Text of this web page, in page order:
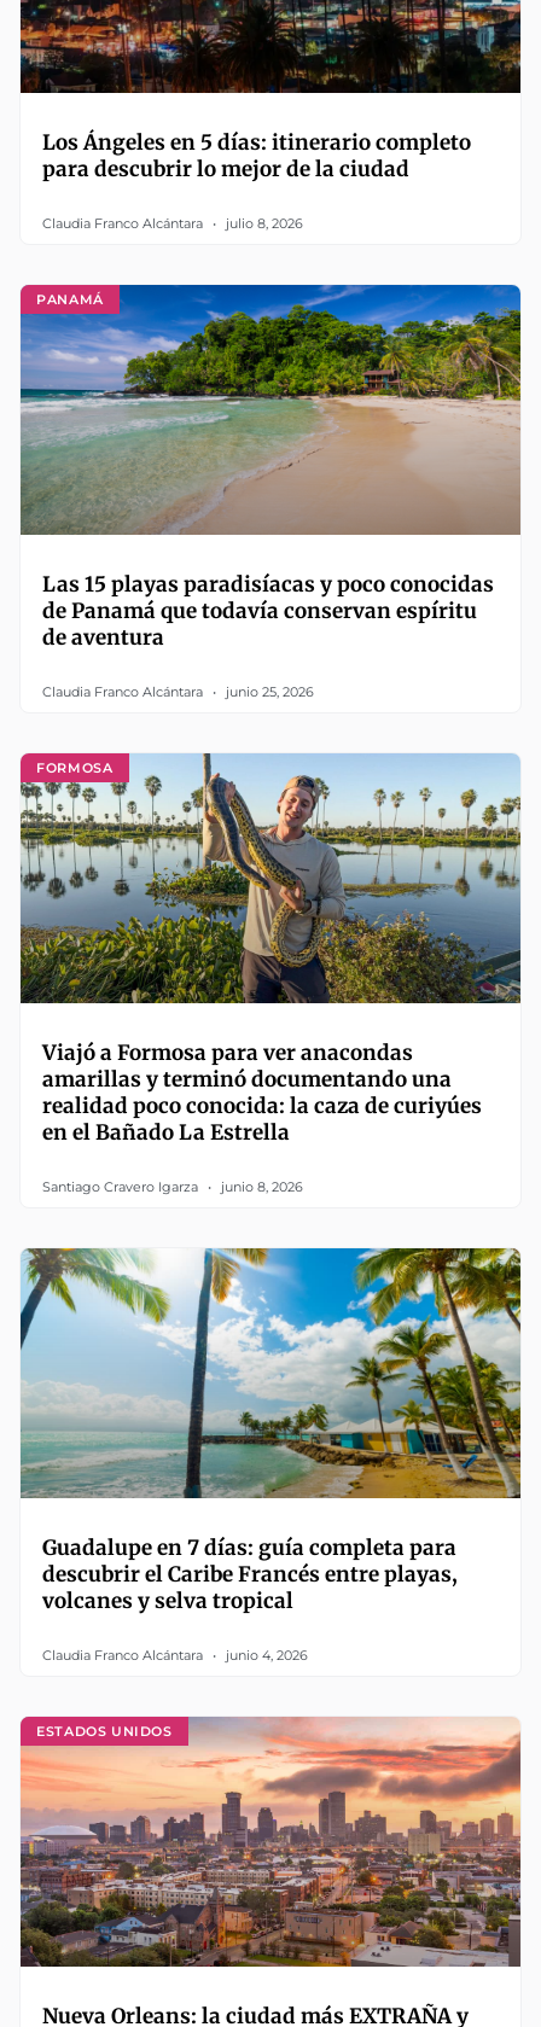
Los Ángeles en 5 días: itinerario completo
para descubrir lo mejor de la ciudad
Claudia Franco Alcántara julio 8, 2026
PANAMÁ
Las 15 playas paradisíacas y poco conocidas
de Panamá que todavía conservan espíritu
de aventura
Claudia Franco Alcántara junio 25, 2026
FORMOSA
Viajó a Formosa para ver anacondas
amarillas y terminó documentando una
realidad poco conocida: la caza de curiyúes
en el Bañado La Estrella
Santiago Cravero Igarza junio 8, 2026
Guadalupe en 7 días: guía completa para
descubrir el Caribe Francés entre playas,
volcanes y selva tropical
Claudia Franco Alcántara junio 4, 2026
ESTADOS UNIDOS
Nueva Orleans: la ciudad más EXTRAÑA y